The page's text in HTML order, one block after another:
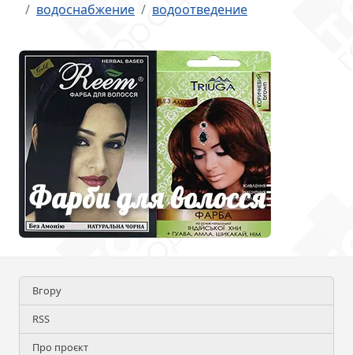
водоснабжение
водоотведение
Вгору
RSS
Про проєкт